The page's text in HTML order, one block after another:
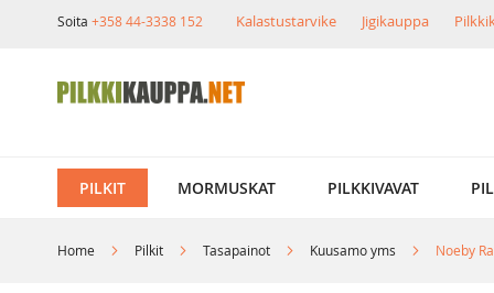
Soita +358 44-3338 152 Kalastustarvike Jigikauppa
PILKIT MORMUSKAT PILKKIVAVAT
Home Pilkit Tasapainot Kuusamo yms Noeby